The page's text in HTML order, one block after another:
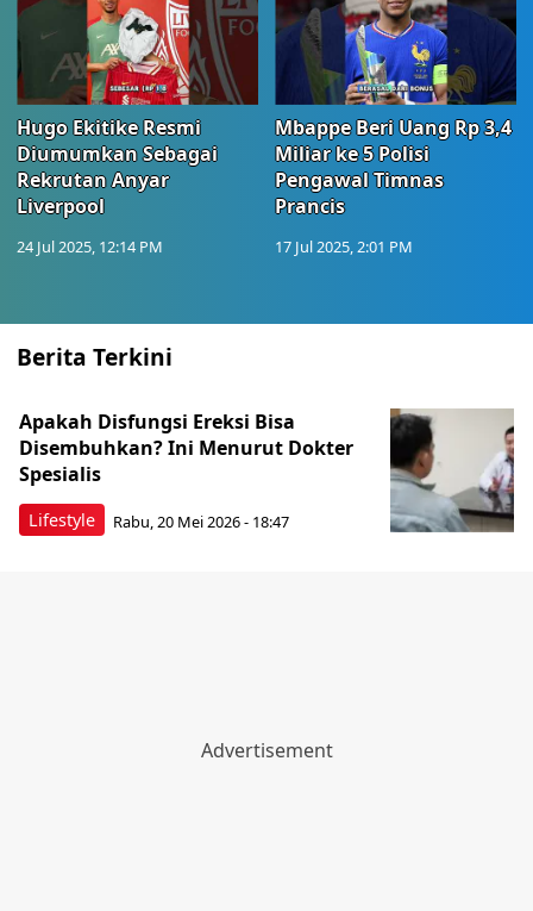
Hugo Ekitike Resmi
Diumumkan Sebagai
Rekrutan Anyar
Liverpool
24 Jul 2025, 12:14 PM
Mbappe Beri Uang Rp 3,4
Miliar ke 5 Polisi
Pengawal Timnas
Prancis
17 Jul 2025, 2:01 PM
Berita Terkini
Lifestyle
Apakah Disfungsi Ereksi Bisa
Disembuhkan? Ini Menurut Dokter
Spesialis
Rabu, 20 Mei 2026 - 18:47